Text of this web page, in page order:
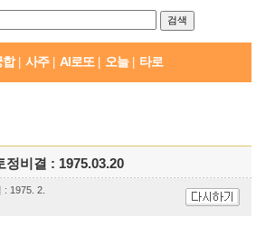
합 사주 AI로또 오늘 타로
비결 : 1975.03.20
: 1975. 2.